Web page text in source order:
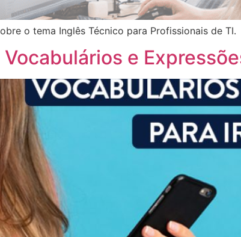
o tema Inglês Técnico para Profissionais de TI.
e